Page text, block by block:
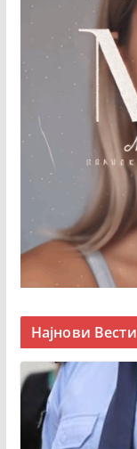
Најнови Вести